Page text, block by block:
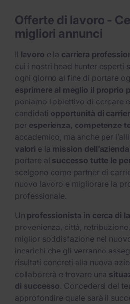
Offerte di lavoro -
migliori annunci​
Il lavoro e la carriera
cui i nostri head hunter esperti
ogni giorno al fine di portare
esprimere al meglio il proprio
poniamo l’obiettivo di cercare
candidati opportunità di
per esperienza, competenze
accademico, ma anche per
valori e la mission dell’azienda
portare al successo tutte le
scelgono come partner di
nuovo lavoro e migliorare la
professionale.
Un professionista in cerca di
provenienza, città,
miglior soddisfazione nel
incarichi che gli verranno
risultati concreti alla nuova
collaborerà e trovare una
di successo. Concedersi del
approfondire quale sarà il